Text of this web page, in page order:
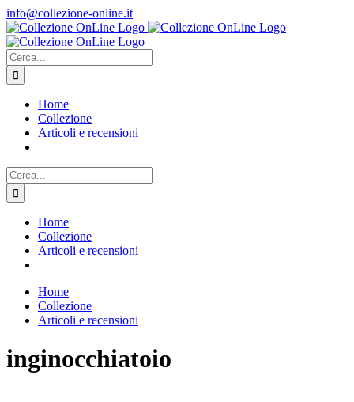
Salta
al
contenuto
info@collezione-online.it
Cerca
per:
Home
Collezione
Articoli e recensioni
Cerca
per:
Home
Collezione
Articoli e recensioni
Home
Collezione
Articoli e recensioni
inginocchiatoio